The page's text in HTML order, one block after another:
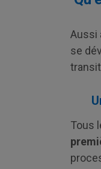
Aussi
se
Tous